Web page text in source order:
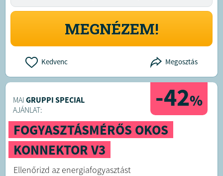
MEGNÉZEM!
Kedvenc Megosztás
-42%
MAI GRUPPI SPECIAL
AJÁNLAT:
FOGYASZTÁSMÉRŐS OKOS
KONNEKTOR V3
Ellenőrizd az energiafogyasztást